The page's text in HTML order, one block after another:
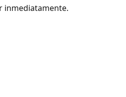
inmediatamente.